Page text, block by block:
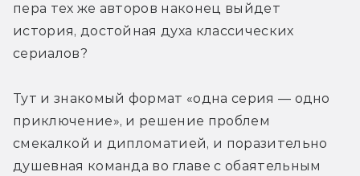
пера тех же авторов наконец выйдет
история, достойная духа классических
сериалов?
Тут и знакомый формат «одна серия — одно
приключение», и решение проблем
смекалкой и дипломатией, и поразительно
душевная команда во главе с обаятельным